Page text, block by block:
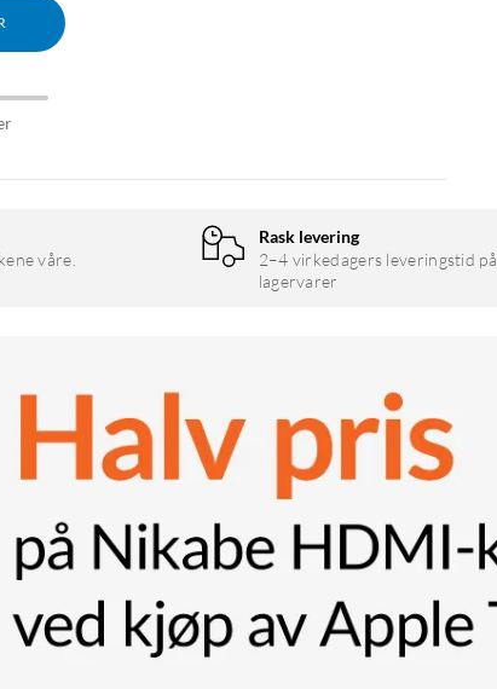
våre.
Rask levering
2–4 virkedagers leveringstid på
lagervarer